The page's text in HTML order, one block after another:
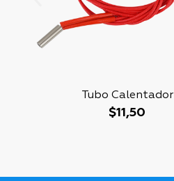
Tubo Calentador
$11,50